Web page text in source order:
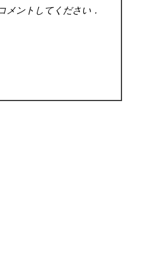
メントしてください．